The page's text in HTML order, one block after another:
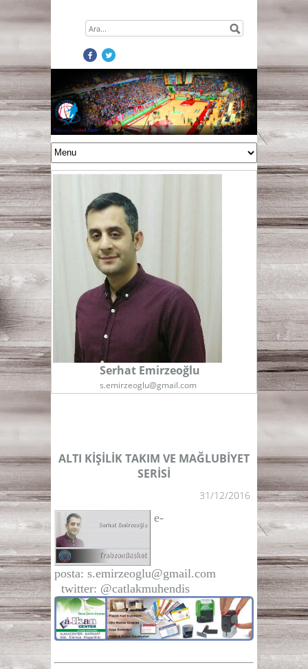
Serhat Emirzeoğlu
s.emirzeoglu@gmail.com
ALTI KİŞİLİK TAKIM VE MAĞLUBİYET
SERİSİ
31/12/2016
e-
posta: s.emirzeoglu@gmail.com
twitter: @catlakmuhendis